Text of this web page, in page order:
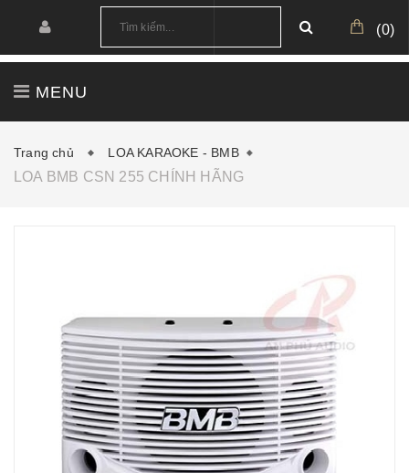
(0)
MENU
Trang chủ LOA KARAOKE - BMB
LOA BMB CSN 255 CHÍNH HÃNG